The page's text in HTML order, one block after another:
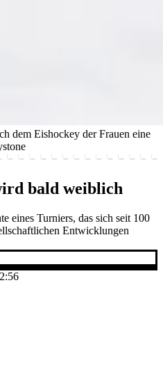
dem Eishockey der Frauen eine
bald weiblich
eines Turniers, das sich seit 100
Entwicklungen